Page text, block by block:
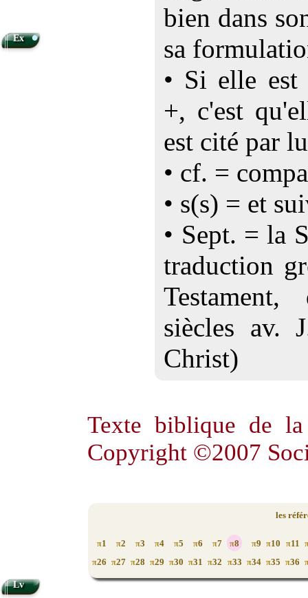
bien dans
sa
• Si elle est
+, c'est
est cité par
• cf. =
• s(s) = et
• Sept. = la
traduction
siècles av.
Christ)
Texte biblique de
Copyright ©2007
les
π1 π2 π3 π4 π5 π6 π7 π8 π9 π10 π11
π26 π27 π28 π29 π30 π31 π32 π33 π34 π35 π36
Ex
Lv
•